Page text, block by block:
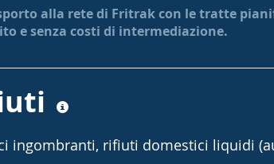
alla rete di Fritrak con le tratte
e senza costi di intermediazione.
ingombranti, rifiuti domestici liquidi